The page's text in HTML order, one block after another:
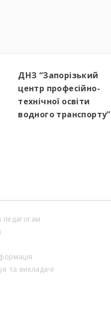
ДНЗ “Запорізький
центр професійно-
технічної освіти
водного транспорту”
педагогам
та викладачі